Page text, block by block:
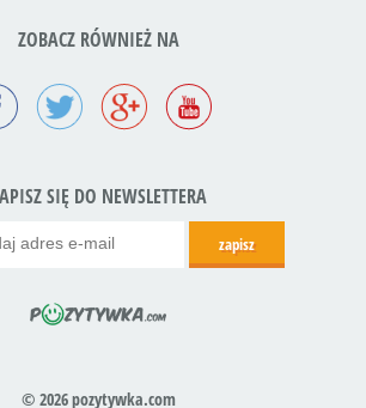
ZOBACZ RÓWNIEŻ NA
SIĘ DO NEWSLETTERA
© 2026 pozytywka.com